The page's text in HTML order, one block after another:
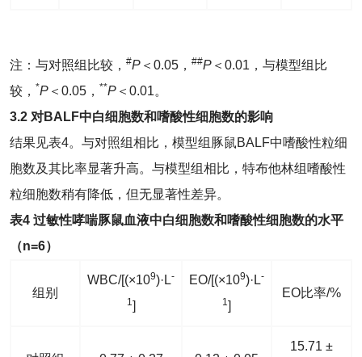
注：与对照组比较， #P ＜0.05， ##P ＜0.01，与模型组比
较， *P ＜0.05， **P ＜0.01。
3.2 对BALF中白细胞数和嗜酸性细胞数的影响
结果见表4。与对照组相比，模型组豚鼠BALF中嗜酸性粒细
胞数及其比率显著升高。与模型组相比，特布他林组嗜酸性
粒细胞数稍有降低，但无显著性差异。
表4 过敏性哮喘豚鼠血液中白细胞数和嗜酸性细胞数的水平
（n=6）
组别
WBC/[(×109)·L-
1]
EO/[(×109)·L-
1]
EO比率/%
15.71 ±